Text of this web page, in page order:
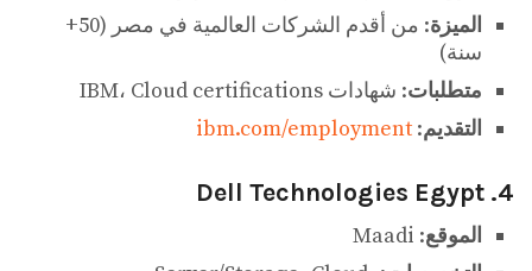
الميزة
: من أقدم الشركات العالمية في مصر (50+
سنة)
متطلبات: شهادات IBM، Cloud certifications
التقديم:
ibm.com/employment
4. Dell Technologies Egypt
الموقع: Maadi